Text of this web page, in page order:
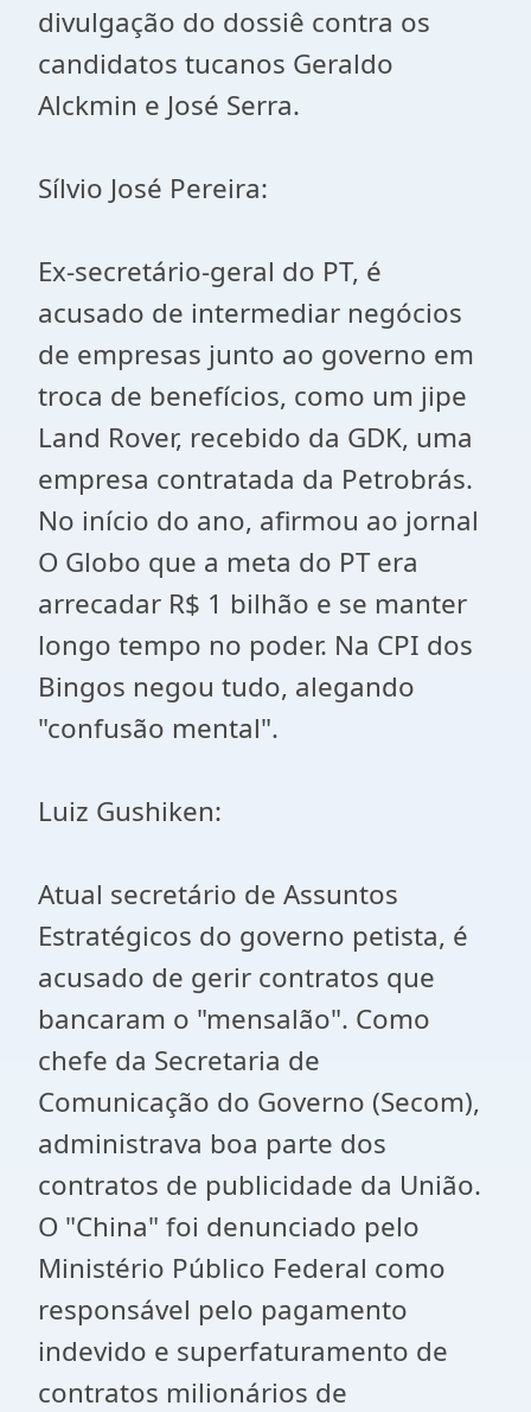
divulgação do dossiê contra os
candidatos tucanos Geraldo
Alckmin e José Serra.
Sílvio José Pereira:
Ex-secretário-geral do PT, é
acusado de intermediar negócios
de empresas junto ao governo em
troca de benefícios, como um jipe
Land Rover, recebido da GDK, uma
empresa contratada da Petrobrás.
No início do ano, afirmou ao jornal
O Globo que a meta do PT era
arrecadar R$ 1 bilhão e se manter
longo tempo no poder. Na CPI dos
Bingos negou tudo, alegando
"confusão mental".
Luiz Gushiken:
Atual secretário de Assuntos
Estratégicos do governo petista, é
acusado de gerir contratos que
bancaram o "mensalão". Como
chefe da Secretaria de
Comunicação do Governo (Secom),
administrava boa parte dos
contratos de publicidade da União.
O "China" foi denunciado pelo
Ministério Público Federal como
responsável pelo pagamento
indevido e superfaturamento de
contratos milionários de